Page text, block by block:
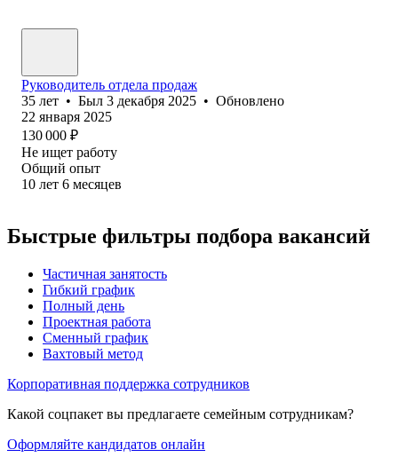
Руководитель отдела продаж
35 лет • Был 3 декабря 2025 • Обновлено
22 января 2025
130 000 ₽
Не ищет работу
Общий опыт
10 лет 6 месяцев
Быстрые фильтры подбора вакансий
Частичная занятость
Гибкий график
Полный день
Проектная работа
Сменный график
Вахтовый метод
Корпоративная поддержка сотрудников
Какой соцпакет вы предлагаете семейным сотрудникам?
Оформляйте кандидатов онлайн